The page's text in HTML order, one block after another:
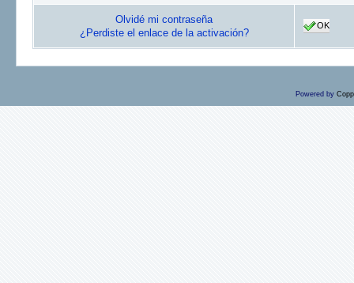
Olvidé mi contraseña
¿Perdiste el enlace de la activación?
OK
Powered by